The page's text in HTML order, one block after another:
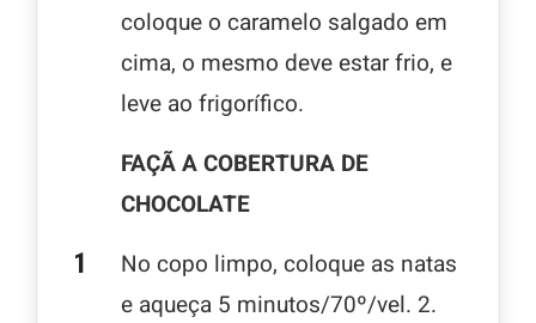
coloque o caramelo salgado em
cima, o mesmo deve estar frio, e
leve ao frigorífico.
FAÇÃ A COBERTURA DE
CHOCOLATE
No copo limpo, coloque as natas
e aqueça 5 minutos/70º/vel. 2.